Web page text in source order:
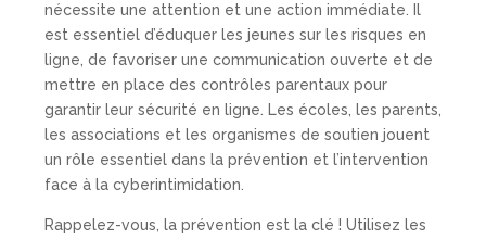
nécessite une attention et une action immédiate. Il
est essentiel d’éduquer les jeunes sur les risques en
ligne, de favoriser une communication ouverte et de
mettre en place des contrôles parentaux pour
garantir leur sécurité en ligne. Les écoles, les parents,
les associations et les organismes de soutien jouent
un rôle essentiel dans la prévention et l’intervention
face à la cyberintimidation.
Rappelez-vous, la prévention est la clé ! Utilisez les